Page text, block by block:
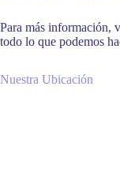
Para más información,
todo lo que podemos
Nuestra Ubicación